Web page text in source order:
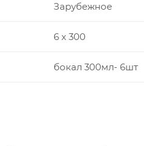
Зарубежное
6 х 300
бокал 300мл- 6шт